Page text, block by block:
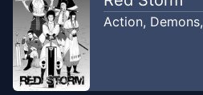
Action, Demons,